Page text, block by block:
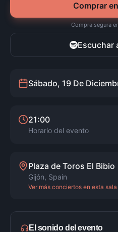
Comprar
Compra segura
Escuchar
Sábado, 19 De
21:00
Horario del evento
Plaza de Toros El Bibio
Gijón, Spain
Ver más conciertos en esta sala
El sonido del evento